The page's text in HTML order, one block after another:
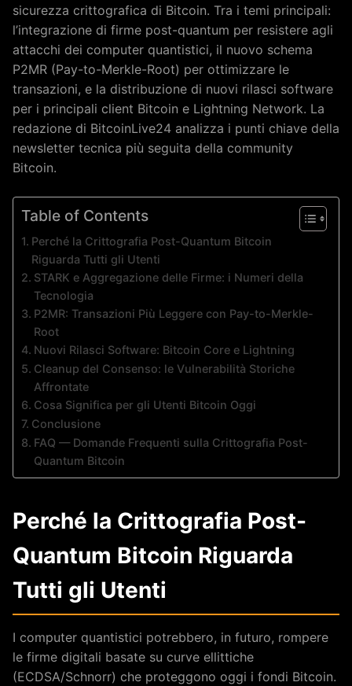
sicurezza crittografica di Bitcoin. Tra i temi principali:
l’integrazione di firme post-quantum per resistere agli
attacchi dei computer quantistici, il nuovo schema
P2MR (Pay-to-Merkle-Root) per ottimizzare le
transazioni, e la distribuzione di nuovi rilasci software
per i principali client Bitcoin e Lightning Network. La
redazione di BitcoinLive24 analizza i punti chiave della
newsletter tecnica più seguita della community
Bitcoin.
Table of Contents
Perché la Crittografia Post-Quantum Bitcoin
Riguarda Tutti gli Utenti
STARK e Aggregazione delle Firme: i Numeri della
Tecnologia
P2MR: Transazioni Più Leggere con Pay-to-Merkle-
Root
Nuovi Rilasci Software: Bitcoin Core e Lightning
Cleanup del Consenso: le Vulnerabilità Storiche
Affrontate
Cosa Significa per gli Utenti Bitcoin Oggi
Conclusione
FAQ — Domande Frequenti sulla Crittografia Post-
Quantum Bitcoin
Perché la Crittografia Post-
Quantum Bitcoin Riguarda
Tutti gli Utenti
I computer quantistici potrebbero, in futuro, rompere
le firme digitali basate su curve ellittiche
(ECDSA/Schnorr) che proteggono oggi i fondi Bitcoin.